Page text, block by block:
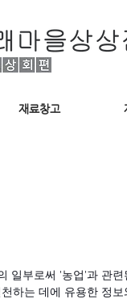
재료창고
일부로써 '농업'과 관련
하는 데에 유용한 정